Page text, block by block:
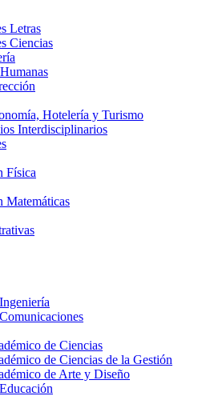
Letras
Ciencias
Hotelería y Turismo
Interdisciplinarios
Física
Matemáticas
de Ciencias
de Ciencias de la Gestión
de Arte y Diseño